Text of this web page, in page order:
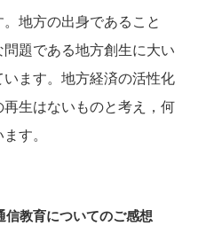
地方の出身であること
題である地方創生に大い
ます。地方経済の活性化
生はないものと考え，何
す。
教育についてのご感想